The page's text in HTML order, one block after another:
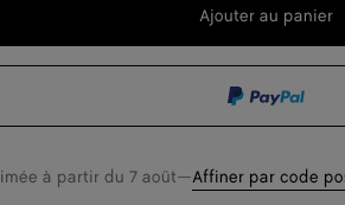
Ajouter
Ajouter au panier
à partir du 7 août—Affiner par code